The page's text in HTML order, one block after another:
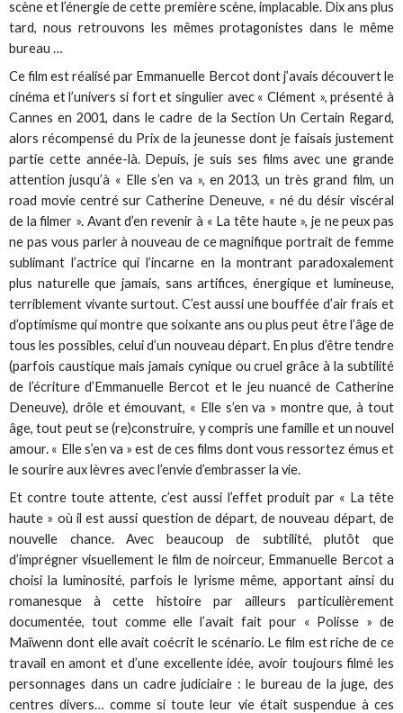
scène et l’énergie de cette première scène, implacable. Dix ans plus
tard, nous retrouvons les mêmes protagonistes dans le même
bureau …
Ce film est réalisé par Emmanuelle Bercot dont j’avais découvert le
cinéma et l’univers si fort et singulier avec « Clément », présenté à
Cannes en 2001, dans le cadre de la Section Un Certain Regard,
alors récompensé du Prix de la jeunesse dont je faisais justement
partie cette année-là. Depuis, je suis ses films avec une grande
attention jusqu’à « Elle s’en va », en 2013, un très grand film, un
road movie centré sur Catherine Deneuve, « né du désir viscéral
de la filmer ». Avant d’en revenir à « La tête haute », je ne peux pas
ne pas vous parler à nouveau de ce magnifique portrait de femme
sublimant l’actrice qui l’incarne en la montrant paradoxalement
plus naturelle que jamais, sans artifices, énergique et lumineuse,
terriblement vivante surtout. C’est aussi une bouffée d’air frais et
d’optimisme qui montre que soixante ans ou plus peut être l’âge de
tous les possibles, celui d’un nouveau départ. En plus d’être tendre
(parfois caustique mais jamais cynique ou cruel grâce à la subtilité
de l’écriture d’Emmanuelle Bercot et le jeu nuancé de Catherine
Deneuve), drôle et émouvant, « Elle s’en va » montre que, à tout
âge, tout peut se (re)construire, y compris une famille et un nouvel
amour. « Elle s’en va » est de ces films dont vous ressortez émus et
le sourire aux lèvres avec l’envie d’embrasser la vie.
Et contre toute attente, c’est aussi l’effet produit par « La tête
haute » où il est aussi question de départ, de nouveau départ, de
nouvelle chance. Avec beaucoup de subtilité, plutôt que
d’imprégner visuellement le film de noirceur, Emmanuelle Bercot a
choisi la luminosité, parfois le lyrisme même, apportant ainsi du
romanesque à cette histoire par ailleurs particulièrement
documentée, tout comme elle l’avait fait pour « Polisse » de
Maïwenn dont elle avait coécrit le scénario. Le film est riche de ce
travail en amont et d’une excellente idée, avoir toujours filmé les
personnages dans un cadre judiciaire : le bureau de la juge, des
centres divers… comme si toute leur vie était suspendue à ces